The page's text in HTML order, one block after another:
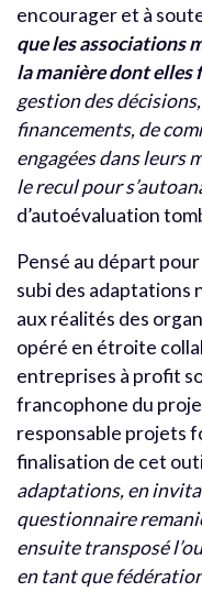
encourager et à
que les associations
la manière dont
gestion des
financements, de
engagées dans leurs
le recul pour
d’autoévaluation
Pensé au départ
subi des adaptations
aux réalités des
opéré en étroite
entreprises à profit
francophone du
responsable projets
finalisation de cet
adaptations, en
questionnaire
ensuite transposé
en tant que